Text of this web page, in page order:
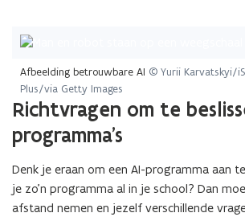
Afbeelding betrouwbare AI © Yurii Karvatskyi/
Plus/via Getty Images
Richtvragen om te
programma’s
Denk je eraan om een AI-programma aan
je zo’n programma al in je school? Dan
afstand nemen en jezelf verschillende